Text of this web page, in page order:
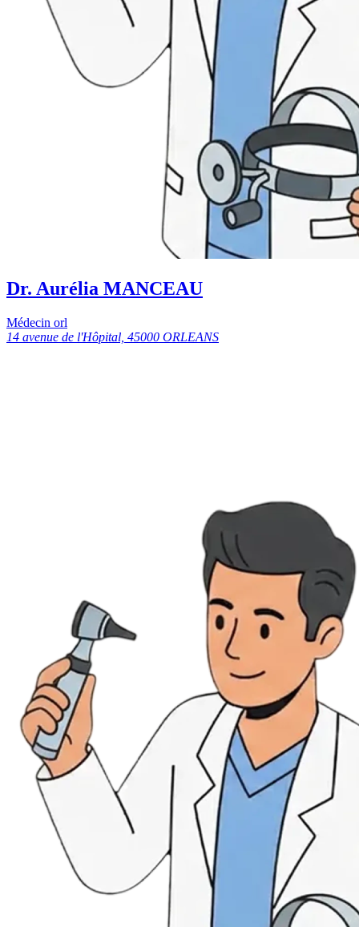
Dr. Aurélia MANCEAU
Médecin orl
14 avenue de l'Hôpital, 45000 ORLEANS